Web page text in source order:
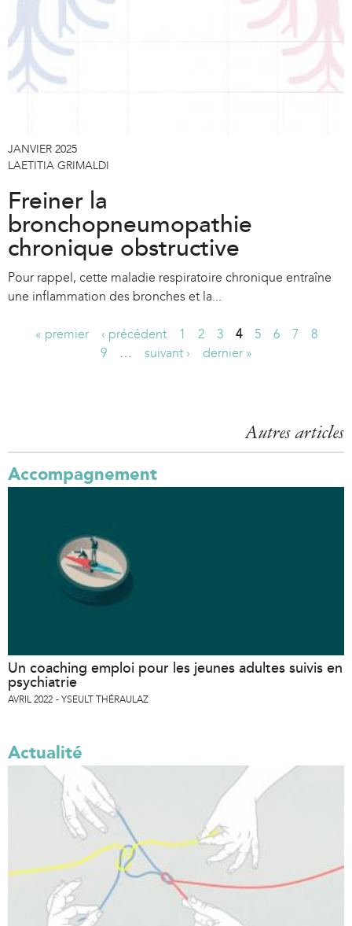
JANVIER 2025
LAETITIA GRIMALDI
Freiner la
bronchopneumopathie
chronique obstructive
Pour rappel, cette maladie respiratoire chronique entraîne
une inflammation des bronches et la...
s
« premier ‹ précédent 1 2 3 4 5 6 7
8
9
… suivant › dernier »
Autres articles
Accompagnement
Un coaching emploi pour les jeunes adultes suivis en
psychiatrie
AVRIL 2022 YSEULT THÉRAULAZ
Actualité